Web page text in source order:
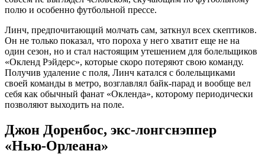
полю и особенно футбольной прессе.
Линч, предпочитающий молчать сам, заткнул всех скептиков.
Он не только показал, что пороха у него хватит еще не на
один сезон, но и стал настоящим утешением для болельщиков
«Окленд Рэйдерс», которые скоро потеряют свою команду.
Получив удаление с поля, Линч катался с болельщиками
своей команды в метро, возглавлял байк-парад и вообще вел
себя как обычный фанат «Окленда», которому периодически
позволяют выходить на поле.
Джон Доренбос, экс-лонгснэппер
«Нью-Орлеана»